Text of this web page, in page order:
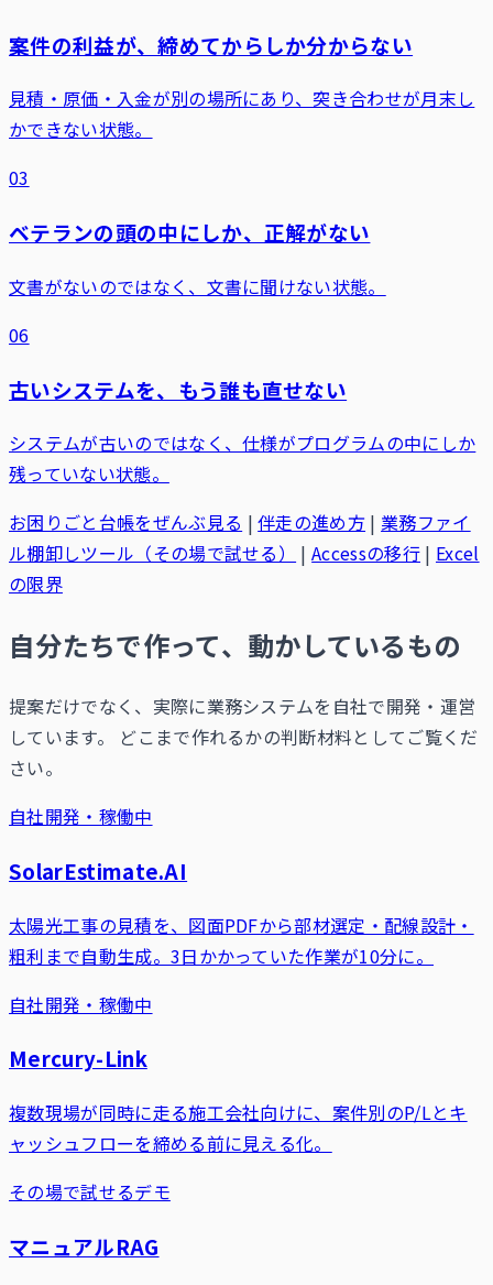
案件の利益が、締めてからしか分からない
見積・原価・入金が別の場所にあり、突き合わせが月末し
かできない状態。
03
ベテランの頭の中にしか、正解がない
文書がないのではなく、文書に聞けない状態。
06
古いシステムを、もう誰も直せない
システムが古いのではなく、仕様がプログラムの中にしか
残っていない状態。
お困りごと台帳をぜんぶ見る | 伴走の進め方 | 業務ファイ
ル棚卸しツール（その場で試せる）
| Accessの移行 | Excel
の限界
自分たちで作って、動かしているもの
提案だけでなく、実際に業務システムを自社で開発・運営
しています。 どこまで作れるかの判断材料としてご覧くだ
さい。
自社開発・稼働中
SolarEstimate.AI
太陽光工事の見積を、図面PDFから部材選定・配線設計・
粗利まで自動生成。3日かかっていた作業が10分に。
自社開発・稼働中
Mercury-Link
複数現場が同時に走る施工会社向けに、案件別のP/Lとキ
ャッシュフローを締める前に見える化。
その場で試せるデモ
マニュアルRAG